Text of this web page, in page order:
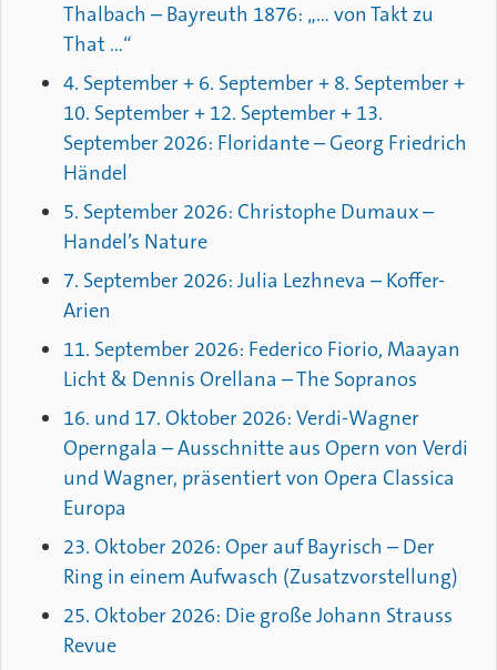
Thalbach – Bayreuth 1876: „… von Takt zu
That …“
4. September + 6. September + 8. September +
10. September + 12. September + 13.
September 2026: Floridante – Georg Friedrich
Händel
5. September 2026: Christophe Dumaux –
Handel’s Nature
7. September 2026: Julia Lezhneva – Koffer-
Arien
11. September 2026: Federico Fiorio, Maayan
Licht & Dennis Orellana – The Sopranos
16. und 17. Oktober 2026: Verdi-Wagner
Operngala – Ausschnitte aus Opern von Verdi
und Wagner, präsentiert von Opera Classica
Europa
23. Oktober 2026: Oper auf Bayrisch – Der
Ring in einem Aufwasch (Zusatzvorstellung)
25. Oktober 2026: Die große Johann Strauss
Revue